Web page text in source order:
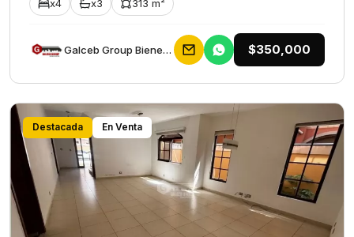
x4 x3 313 m²
Galceb Group Bienes Raices $350,000
Destacada En Venta